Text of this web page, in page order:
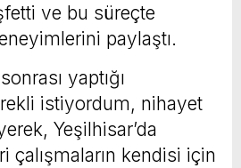
ve bu süreçte
paylaştı.
yaptığı
istiyordum, nihayet
Yeşilhisar’da
çalışmaların kendisi için